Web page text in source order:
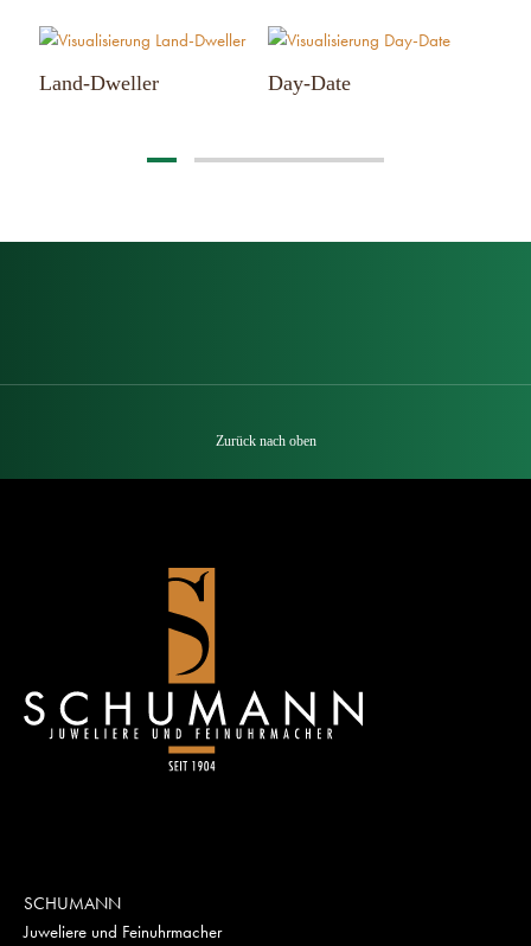
Land-Dweller Day-Date
Zurück nach oben
SCHUMANN
Juweliere und Feinuhrmacher